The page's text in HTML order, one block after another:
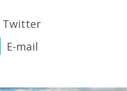
Twitter
E-mail